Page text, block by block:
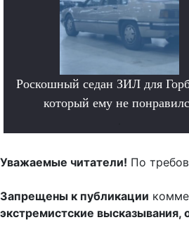
Роскошный седан ЗИЛ для
который ему не
Уважаемые читатели! По
Запрещены к публикации
экстремистские высказывания,